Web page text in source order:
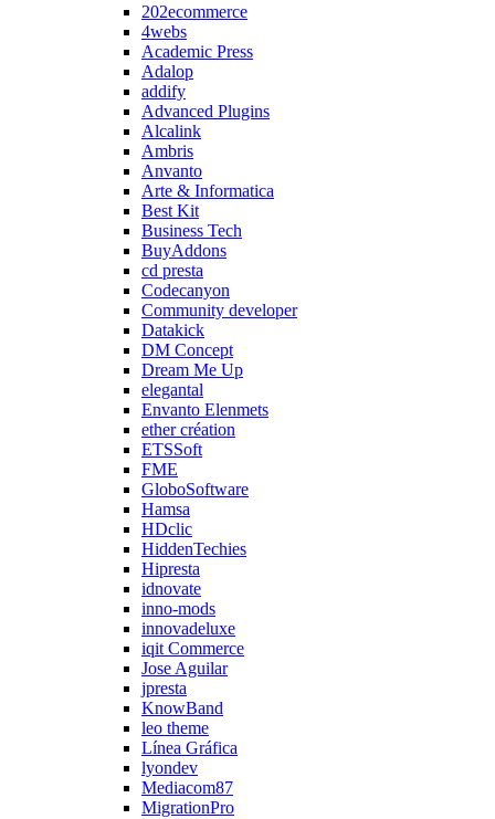
202ecommerce
4webs
Academic Press
Adalop
addify
Advanced Plugins
Alcalink
Ambris
Anvanto
Arte & Informatica
Best Kit
Business Tech
BuyAddons
cd presta
Codecanyon
Community developer
Datakick
DM Concept
Dream Me Up
elegantal
Envanto Elenmets
ether création
ETSSoft
FME
GloboSoftware
Hamsa
HDclic
HiddenTechies
Hipresta
idnovate
inno-mods
innovadeluxe
iqit Commerce
Jose Aguilar
jpresta
KnowBand
leo theme
Línea Gráfica
lyondev
Mediacom87
MigrationPro